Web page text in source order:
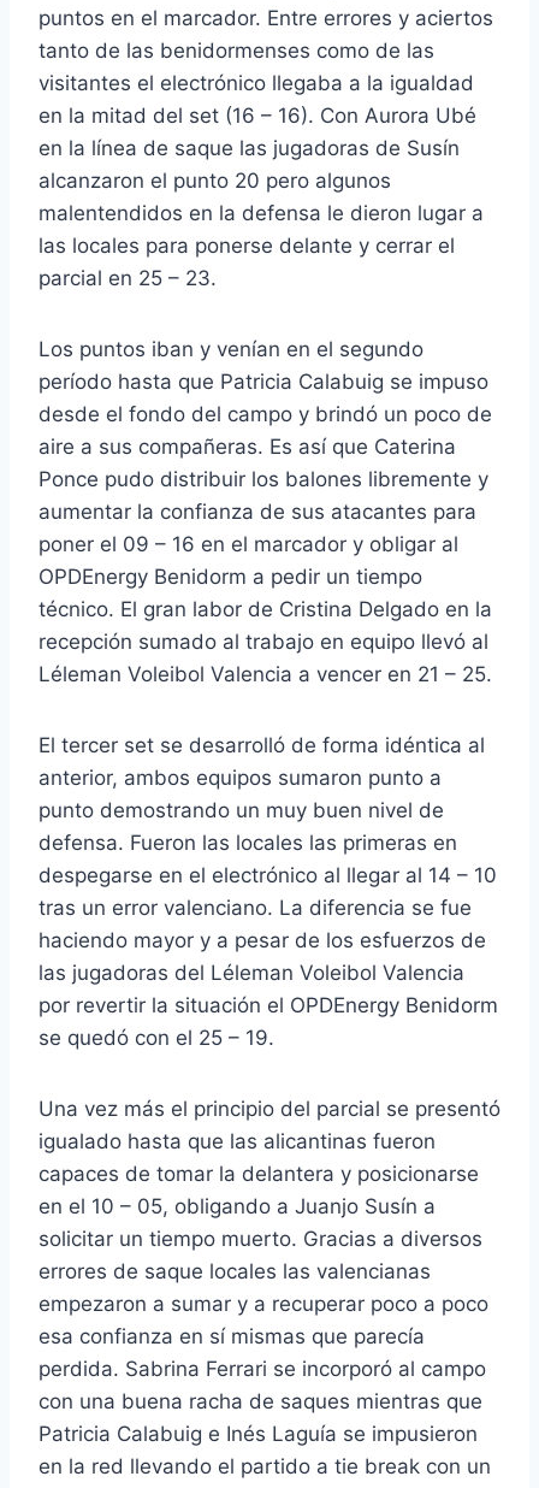
puntos en el marcador. Entre errores y aciertos
tanto de las benidormenses como de las
visitantes el electrónico llegaba a la igualdad
en la mitad del set (16 – 16). Con Aurora Ubé
en la línea de saque las jugadoras de Susín
alcanzaron el punto 20 pero algunos
malentendidos en la defensa le dieron lugar a
las locales para ponerse delante y cerrar el
parcial en 25 – 23.
Los puntos iban y venían en el segundo
período hasta que Patricia Calabuig se impuso
desde el fondo del campo y brindó un poco de
aire a sus compañeras. Es así que Caterina
Ponce pudo distribuir los balones libremente y
aumentar la confianza de sus atacantes para
poner el 09 – 16 en el marcador y obligar al
OPDEnergy Benidorm a pedir un tiempo
técnico. El gran labor de Cristina Delgado en la
recepción sumado al trabajo en equipo llevó al
Léleman Voleibol Valencia a vencer en 21 – 25.
El tercer set se desarrolló de forma idéntica al
anterior, ambos equipos sumaron punto a
punto demostrando un muy buen nivel de
defensa. Fueron las locales las primeras en
despegarse en el electrónico al llegar al 14 – 10
tras un error valenciano. La diferencia se fue
haciendo mayor y a pesar de los esfuerzos de
las jugadoras del Léleman Voleibol Valencia
por revertir la situación el OPDEnergy Benidorm
se quedó con el 25 – 19.
Una vez más el principio del parcial se presentó
igualado hasta que las alicantinas fueron
capaces de tomar la delantera y posicionarse
en el 10 – 05, obligando a Juanjo Susín a
solicitar un tiempo muerto. Gracias a diversos
errores de saque locales las valencianas
empezaron a sumar y a recuperar poco a poco
esa confianza en sí mismas que parecía
perdida. Sabrina Ferrari se incorporó al campo
con una buena racha de saques mientras que
Patricia Calabuig e Inés Laguía se impusieron
en la red llevando el partido a tie break con un